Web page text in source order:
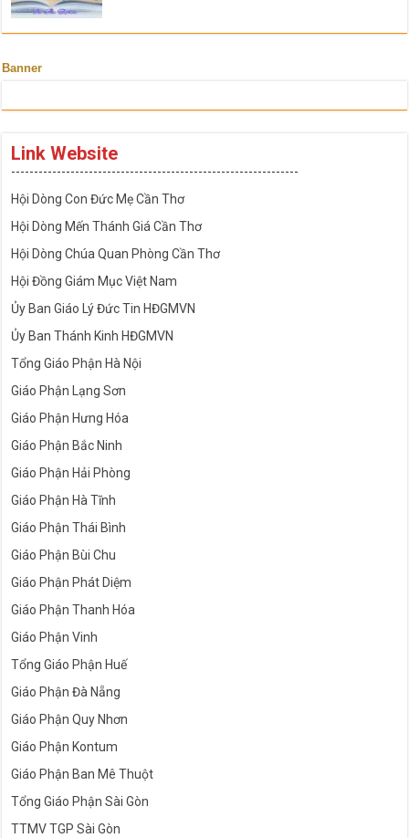
Banner
Link Website
---------------------------------------------------------------
Hội Dòng Con Đức Mẹ Cần Thơ
Hội Dòng Mến Thánh Giá Cần Thơ
Hội Dòng Chúa Quan Phòng Cần Thơ
Hội Đồng Giám Mục Việt Nam
Ủy Ban Giáo Lý Đức Tin HĐGMVN
Ủy Ban Thánh Kinh HĐGMVN
Tổng Giáo Phận Hà Nội
Giáo Phận Lạng Sơn
Giáo Phận Hưng Hóa
Giáo Phận Bắc Ninh
Giáo Phận Hải Phòng
Giáo Phận Hà Tĩnh
Giáo Phận Thái Bình
Giáo Phận Bùi Chu
Giáo Phận Phát Diệm
Giáo Phận Thanh Hóa
Giáo Phận Vinh
Tổng Giáo Phận Huế
Giáo Phận Đà Nẵng
Giáo Phận Quy Nhơn
Giáo Phận Kontum
Giáo Phận Ban Mê Thuột
Tổng Giáo Phận Sài Gòn
TTMV TGP Sài Gòn